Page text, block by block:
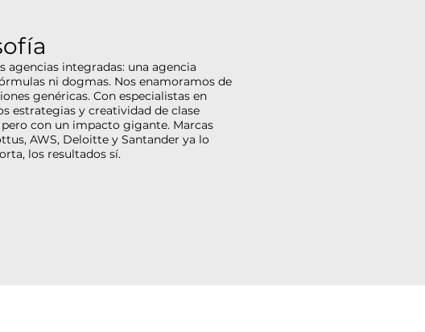
agencias integradas: una agencia
ni dogmas. Nos enamoramos de
genéricas. Con especialistas en
estrategias y creatividad de clase
con un impacto gigante. Marcas
AWS, Deloitte y Santander ya lo
los resultados sí.